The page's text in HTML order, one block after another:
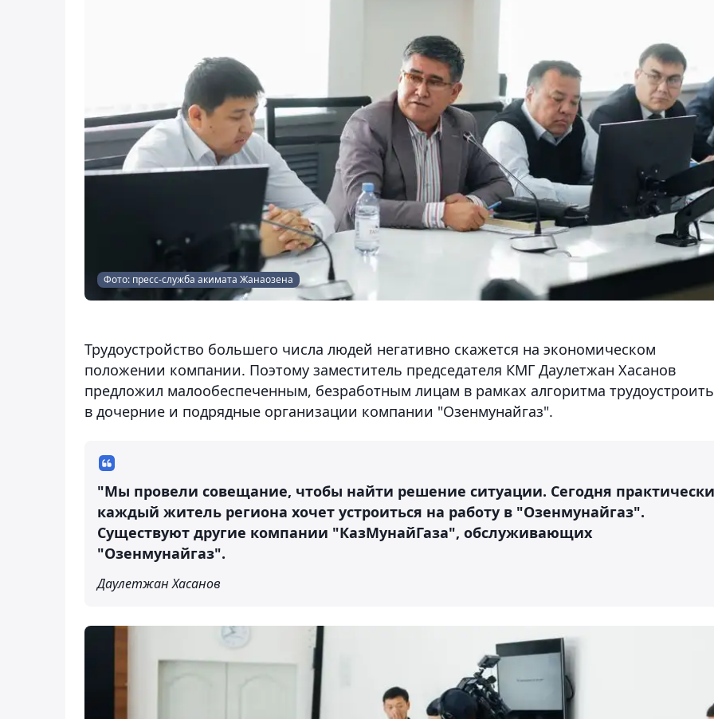
Фото: пресс-служба акимата Жанаозена
Трудоустройство большего числа людей негативно скажется на экономическом
положении компании. Поэтому заместитель председателя КМГ Даулетжан Хасанов
предложил малообеспеченным, безработным лицам в рамках алгоритма
в дочерние и подрядные организации компании "Озенмунайгаз".
"Мы провели совещание, чтобы найти решение ситуации. Сегодня практически
каждый житель региона хочет устроиться на работу в "Озенмунайгаз".
Существуют другие компании "КазМунайГаза", обслуживающих
"Озенмунайгаз".
Даулетжан Хасанов